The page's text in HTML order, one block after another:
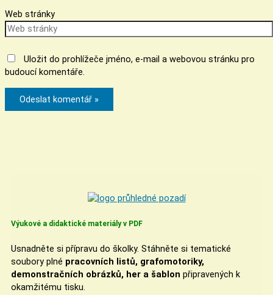
Web stránky
Uložit do prohlížeče jméno, e-mail a webovou stránku pro
budoucí komentáře.
Výukové a didaktické materiály v PDF
Usnadněte si přípravu do školky. Stáhněte si tematické
soubory plné pracovních listů, grafomotoriky,
demonstračních obrázků, her a šablon připravených k
okamžitému tisku.